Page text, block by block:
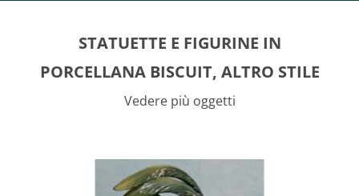
STATUETTE E FIGURINE IN
PORCELLANA BISCUIT, ALTRO STILE
Vedere più oggetti